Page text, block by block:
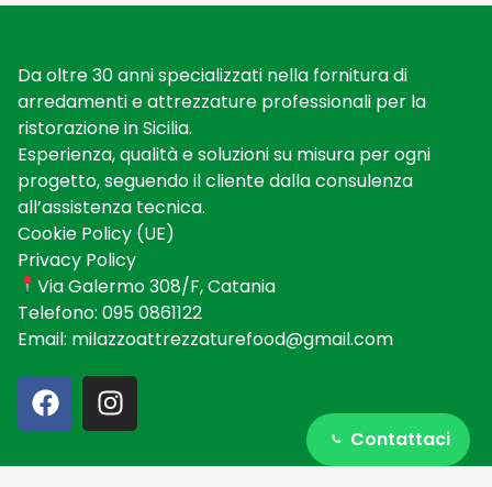
Contattaci
Da oltre 30 anni specializzati nella fornitura di
arredamenti e attrezzature professionali per la
ristorazione in Sicilia.
Esperienza, qualità e soluzioni su misura per ogni
progetto, seguendo il cliente dalla consulenza
all’assistenza tecnica.
Cookie Policy (UE)
Privacy Policy
Via Galermo 308/F, Catania
Telefono: 095 0861122
Email: milazzoattrezzaturefood@gmail.com